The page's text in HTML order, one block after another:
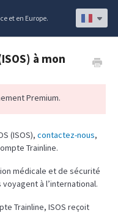
et en Europe.
à mon
Premium.
(ISOS), contactez-nous,
Trainline.
médicale et de sécurité
à l’international.
Trainline, ISOS reçoit